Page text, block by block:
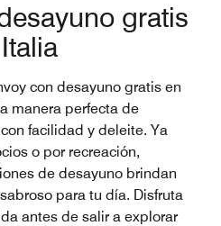
gratis
con desayuno gratis en
manera perfecta de
facilidad y deleite. Ya
o por recreación,
de desayuno brindan
para tu día. Disfruta
antes de salir a explorar